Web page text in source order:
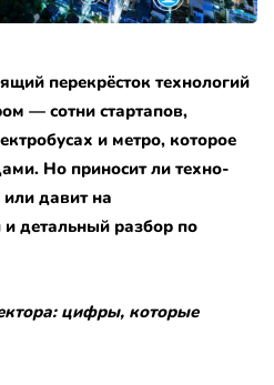
перекрёсток технологий
— сотни стартапов,
и метро, которое
Но приносит ли техно-
или давит на
и детальный разбор по
цифры, которые